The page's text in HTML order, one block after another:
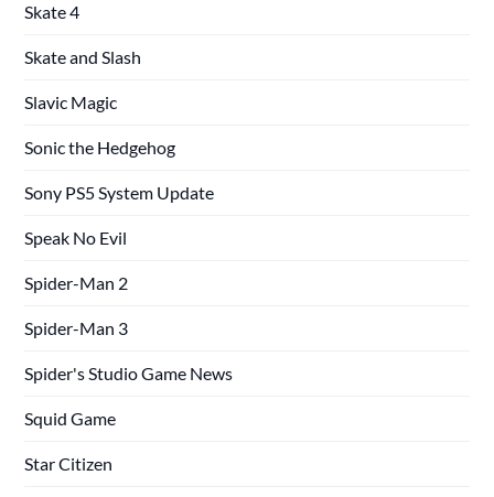
Skate 4
Skate and Slash
Slavic Magic
Sonic the Hedgehog
Sony PS5 System Update
Speak No Evil
Spider-Man 2
Spider-Man 3
Spider's Studio Game News
Squid Game
Star Citizen